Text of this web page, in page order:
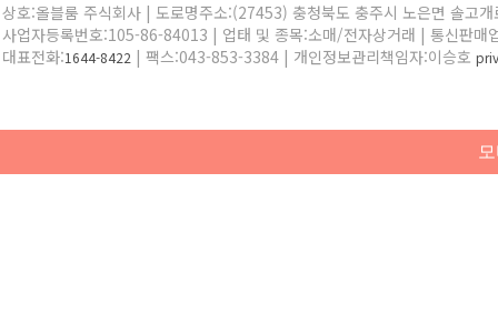
상호:올블룸 주식회사 | 도로명주소:(27453) 충청북도 충주시 노은면 솔고
사업자등록번호:105-86-84013 | 업태 및 종목:소매/전자상거래 | 통신판매
대표전화:1644-8422 | 팩스:043-853-3384 | 개인정보관리책임자:이승호